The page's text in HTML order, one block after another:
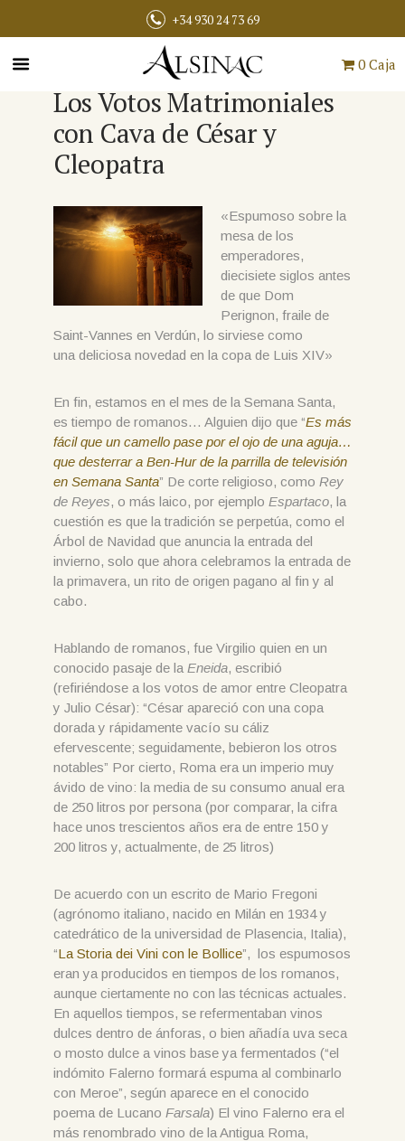
+34 930 24 73 69
0 Caja
Los Votos Matrimoniales
con Cava de César y
Cleopatra
«Espumoso sobre la
mesa de los
emperadores,
diecisiete siglos antes
de que Dom
Perignon, fraile de
Saint-Vannes en Verdún, lo sirviese como
una deliciosa novedad en la copa de Luis XIV»
En fin, estamos en el mes de la Semana Santa,
es tiempo de romanos… Alguien dijo que “Es más
fácil que un camello pase por el ojo de una aguja…
que desterrar a Ben-Hur de la parrilla de televisión
en Semana Santa” De corte religioso, como Rey
de Reyes, o más laico, por ejemplo Espartaco, la
cuestión es que la tradición se perpetúa, como el
Árbol de Navidad que anuncia la entrada del
invierno, solo que ahora celebramos la entrada de
la primavera, un rito de origen pagano al fin y al
cabo.
Hablando de romanos, fue Virgilio quien en un
conocido pasaje de la Eneida, escribió
(refiriéndose a los votos de amor entre Cleopatra
y Julio César): “César apareció con una copa
dorada y rápidamente vacío su cáliz
efervescente; seguidamente, bebieron los otros
notables” Por cierto, Roma era un imperio muy
ávido de vino: la media de su consumo anual era
de 250 litros por persona (por comparar, la cifra
hace unos trescientos años era de entre 150 y
200 litros y, actualmente, de 25 litros)
De acuerdo con un escrito de Mario Fregoni
(agrónomo italiano, nacido en Milán en 1934 y
catedrático de la universidad de Plasencia, Italia),
“La Storia dei Vini con le Bollice”, los espumosos
eran ya producidos en tiempos de los romanos,
aunque ciertamente no con las técnicas actuales.
En aquellos tiempos, se refermentaban vinos
dulces dentro de ánforas, o bien añadía uva seca
o mosto dulce a vinos base ya fermentados (“el
indómito Falerno formará espuma al combinarlo
con Meroe”, según aparece en el conocido
poema de Lucano Farsala) El vino Falerno era el
más renombrado vino de la Antigua Roma,